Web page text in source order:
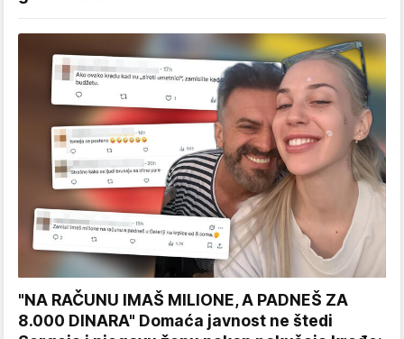
"NA RAČUNU IMAŠ MILIONE, A PADNEŠ ZA
8.000 DINARA" Domaća javnost ne štedi